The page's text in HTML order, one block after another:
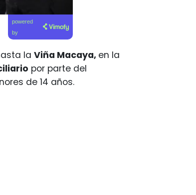
powered
by
la Viña Macaya, en la
por parte del
de 14 años.